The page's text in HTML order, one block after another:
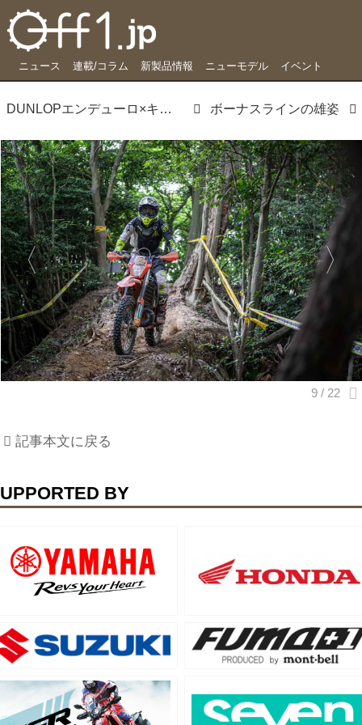
ニュース 連載/コラム 新製品情報 ニューモデル イベント
DUNLOPエンデューロ×キャンオフは、掛け値無しに「どんなビギナーでも歓迎」だった vol.1 エンデューロ編 ボーナスラインの雄姿
記事本文に戻る
BY